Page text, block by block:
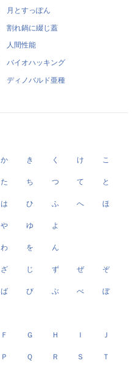
月とすっぽん
割れ鍋に綴じ蓋
人間性能
バイオハッキング
ディノバルド亜種
か き く け こ
た ち つ て と
は ひ ふ へ ほ
や ゆ よ
わ を ん
ざ じ ず ぜ ぞ
ば び ぶ べ ぼ
Ｆ Ｇ Ｈ Ｉ Ｊ
Ｐ Ｑ Ｒ Ｓ Ｔ